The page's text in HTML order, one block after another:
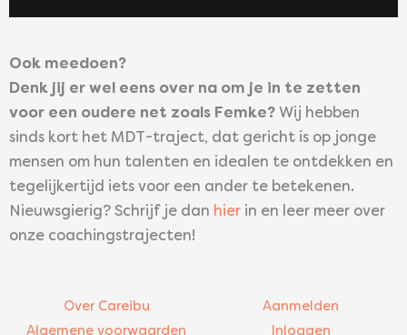
Ook meedoen?
Denk jij er wel eens over na om je in te zetten
voor een oudere net zoals Femke? Wij hebben
sinds kort het MDT-traject, dat gericht is op jonge
mensen om hun talenten en idealen te ontdekken en
tegelijkertijd iets voor een ander te betekenen.
Nieuwsgierig? Schrijf je dan hier in en leer meer over
onze coachingstrajecten!
Over Careibu
Algemene voorwaarden
Aanmelden
Inloggen